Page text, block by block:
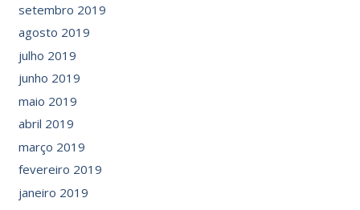
setembro 2019
agosto 2019
julho 2019
junho 2019
maio 2019
abril 2019
março 2019
fevereiro 2019
janeiro 2019